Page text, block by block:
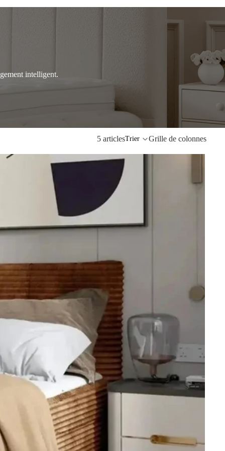
intelligent.
5 articlesTrier Grille de colonnes